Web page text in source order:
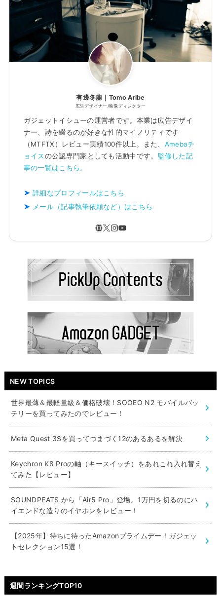
有邊冬萠｜Tomo Aribe
広告デザイナー/映像ディレクター
ガジェットイシューの運営者です。本業は広告デザイ
ナー、詩を綴るのが好きな性的マイノリティです
（MTFTX）レビュー実績100件以上。また、 Amebaチ
ョイスの公認専門家としても活動中です。 監修した記
事の一覧はこちら。
詳細なプロフィールはこちら
メール（記事執筆依頼など）はこちら
NEW TOPICS
世界最薄＆最軽量級＆価格破壊！SOOEO N2 モバイルバッ
テリーを買ってみたのでレビュー！
Meta Quest 3Sを買ってつまづく12のあるあるを解決
Keychron K8 Proの軸（キースイッチ）をあれこれ入れ替え
てみた【レビュー】
SOUNDPEATS から「Air5 Pro」登場。1万円を切るのにハ
イエンドな造りのイヤホンをレビュー！
【2025年】待ちに待ったAmazonプライムデー！ガジェッ
トセレクション15選！
週間ランキングTOP10